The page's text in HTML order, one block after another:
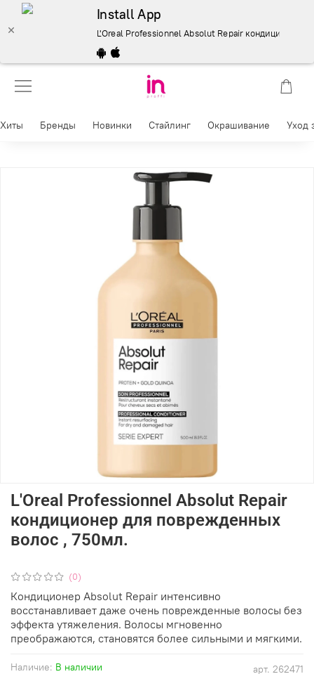
Install App
L'Oreal Professionnel Absolut Repair кондиционер
Хиты Бренды Новинки Стайлинг Окрашивание Уход
(0)
арт. 262471
Наличие: В наличии
L'Oreal Professionnel Absolut Repair
кондиционер для поврежденных
волос , 750мл.
Кондиционер Absolut Repair интенсивно
восстанавливает даже очень поврежденные волосы без
эффекта утяжеления. Волосы мгновенно
преображаются, становятся более сильными и мягкими.